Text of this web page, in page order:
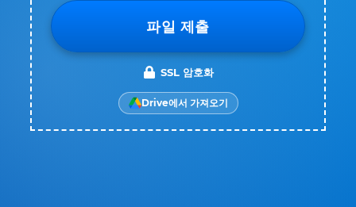
파일 제출
SSL 암호화
Drive에서 가져오기